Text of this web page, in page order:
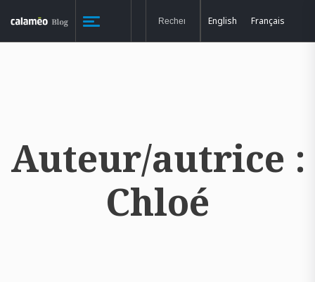
English Français
Auteur/autrice :
Chloé